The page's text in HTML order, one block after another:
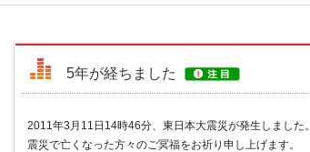
5年が経ちました
2011年3月11日14時46分、東日本大震災が発生しました。
震災で亡くなった方々のご冥福をお祈り申し上げます。